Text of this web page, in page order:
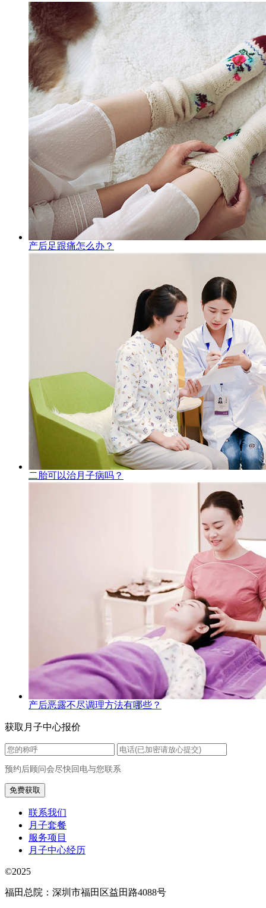
产后足跟痛怎么办？
二胎可以治月子病吗？
产后恶露不尽调理方法有哪些？
获取月子中心报价
预约后顾问会尽快回电与您联系
联系我们
月子套餐
服务项目
月子中心经历
©2025
福田总院：深圳市福田区益田路4088号